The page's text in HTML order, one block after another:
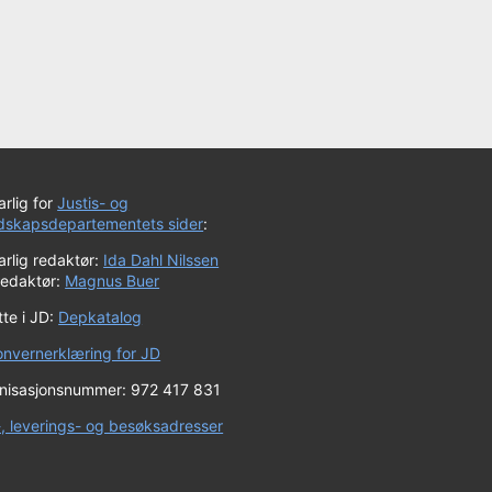
forJustis- og
sider:
redaktør: Ida Dahl Nilssen
Magnus Buer
i JD: Depkatalog
for JD
972 417 831
leverings- og besøksadresser